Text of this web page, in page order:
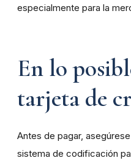
especialmente para la
En lo
tarjeta de
Antes de pagar,
sistema de codificación